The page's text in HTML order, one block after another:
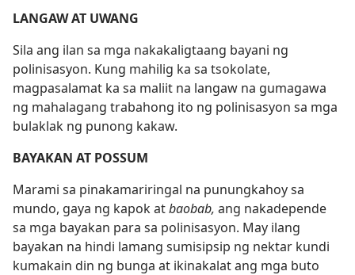
LANGAW AT UWANG
Sila ang ilan sa mga nakakaligtaang bayani ng
polinisasyon. Kung mahilig ka sa tsokolate,
magpasalamat ka sa maliit na langaw na gumagawa
ng mahalagang trabahong ito ng polinisasyon sa mga
bulaklak ng punong kakaw.
BAYAKAN AT POSSUM
Marami sa pinakamariringal na punungkahoy sa
mundo, gaya ng kapok atbaobab, ang nakadepende
sa mga bayakan para sa polinisasyon. May ilang
bayakan na hindi lamang sumisipsip ng nektar kundi
kumakain din ng bunga at ikinakalat ang mga buto